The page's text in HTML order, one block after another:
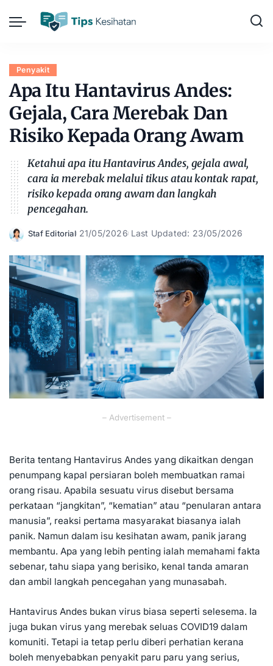
Penyakit
Apa Itu Hantavirus Andes:
Gejala, Cara Merebak Dan
Risiko Kepada Orang Awam
Ketahui apa itu Hantavirus Andes, gejala awal,
cara ia merebak melalui tikus atau kontak rapat,
risiko kepada orang awam dan langkah
pencegahan.
Posted
Staf Editorial 21/05/2026 Last Updated: 23/05/2026
– Advertisement –
Berita tentang Hantavirus Andes yang dikaitkan dengan
penumpang kapal persiaran boleh membuatkan ramai
orang risau. Apabila sesuatu virus disebut bersama
perkataan “jangkitan”, “kematian” atau “penularan antara
manusia”, reaksi pertama masyarakat biasanya ialah
panik. Namun dalam isu kesihatan awam, panik jarang
membantu. Apa yang lebih penting ialah memahami fakta
sebenar, tahu siapa yang berisiko, kenal tanda amaran
dan ambil langkah pencegahan yang munasabah.
Hantavirus Andes bukan virus biasa seperti selesema. Ia
juga bukan virus yang merebak seluas COVID19 dalam
komuniti. Tetapi ia tetap perlu diberi perhatian kerana
boleh menyebabkan penyakit paru paru yang serius,